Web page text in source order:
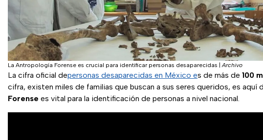
La Antropología Forense es crucial para identificar personas desaparecidas |Archivo
La cifra oficial depersonas desaparecidas en México es de más de 100
cifra, existen miles de familias que buscan a sus seres queridos, es aquí
Forense es vital para la identificación de personas a nivel nacional.